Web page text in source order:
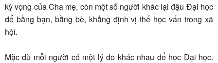
kỳ vọng của Cha mẹ, còn một số người khác lại đậu Đại học
để bằng bạn, bằng bè, khẳng định vị thế học vấn trong xã
hội.
Mặc dù mỗi người có một lý do khác nhau để học Đại học.